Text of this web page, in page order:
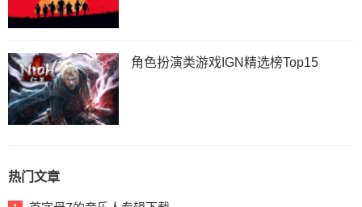
角色扮演类游戏IGN精选榜Top15
热门文章